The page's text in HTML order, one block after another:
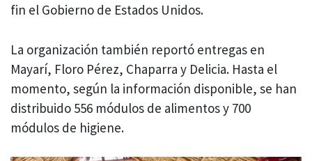
fin el Gobierno de Estados Unidos.
La organización también reportó entregas en
Mayarí, Floro Pérez, Chaparra y Delicia. Hasta el
momento, según la información disponible, se han
distribuido 556 módulos de alimentos y 700
módulos de higiene.